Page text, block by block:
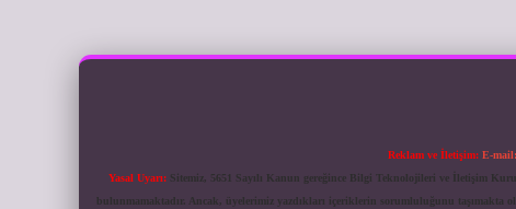
Reklam ve İletişim: E-mail:
Yasal Uyarı: Sitemiz, 5651 Sayılı Kanun gereğince Bilgi Teknolojileri ve İletişim
bulunmamaktadır. Ancak, üyelerimiz yazdıkları içeriklerin sorumluluğunu